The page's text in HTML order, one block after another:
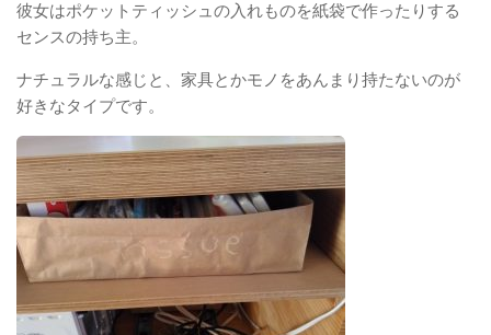
彼女はポケットティッシュの入れものを紙袋で作ったりする
センスの持ち主。
ナチュラルな感じと、家具とかモノをあんまり持たないのが
好きなタイプです。